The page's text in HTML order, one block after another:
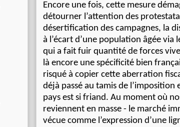
Encore une fois, cette mesure
détourner l’attention des
désertification des campagnes, la
à l’écart d’une population âgée via
qui a fait fuir quantité de forces
là encore une spécificité bien
risqué à copier cette aberration
déjà passé au tamis de
pays est si friand. Au moment où
reviennent en masse - le marché
vécue comme l’expression d’une